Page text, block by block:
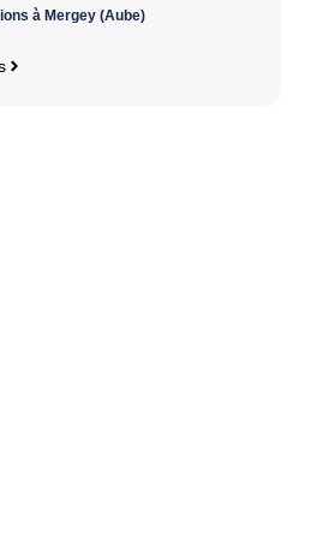
à Mergey (Aube)